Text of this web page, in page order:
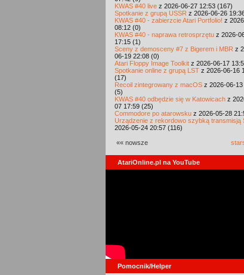
KWAS #40 live z 2026-06-27 12:53 (167)
Spotkanie z grupą USSR z 2026-06-26
KWAS #40 - zabierzcie Atari Portfolio! z
08:12 (0)
KWAS #40 - naprawa retrosprzętu z 2026-
17:15 (1)
Sceny z demosceny #7 z Bigerem i MBR z
06-19 22:08 (0)
Atari Floppy Image Toolkit z 2026-06-17
Spotkanie online z grupą LST z 2026-06-16
(17)
Recoil zintegrowany z macOS z 2026-06-13
(5)
KWAS #40 odbędzie się w Katowicach z
07 17:59 (25)
Commodore po atarowsku z 2026-05-28
Urządzenie z rekordowo szybką transmisją
2026-05-24 20:57 (116)
«« nowsze
AtariOnline.pl na YouTube
Pomocnik/Helper